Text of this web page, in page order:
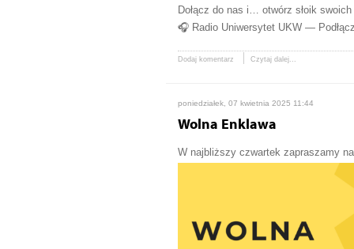
Dołącz do nas i… otwórz słoik
🎧 Radio Uniwersytet UKW —
Dodaj komentarz Czytaj dalej...
poniedziałek, 07 kwietnia 2025 11:44
Wolna Enklawa
W najbliższy czwartek zapraszamy